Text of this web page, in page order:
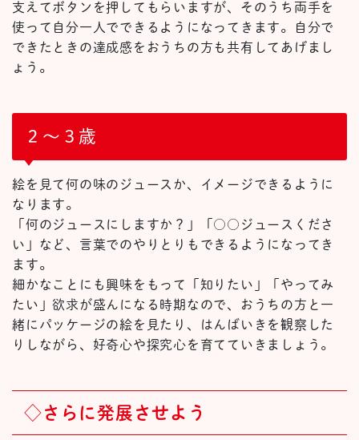
支えてボタンを押してもらいますが、そのうち両手を
使って自分一人でできるようになってきます。自分で
できたときの達成感をおうちの方も共有してあげまし
ょう。
２〜３歳
絵を見て何の味のジュースか、イメージできるように
なります。
「何のジュースにしますか？」「○○ジュースくださ
い」など、言葉でのやりとりもできるようになってき
ます。
細かなことにも興味をもって「知りたい」「やってみ
たい」欲求が盛んになる時期なので、おうちの方と一
緒にパッケージの絵を見たり、はんばいきを観察した
りしながら、好奇心や探究心を育てていきましょう。
◇さらに発展させよう